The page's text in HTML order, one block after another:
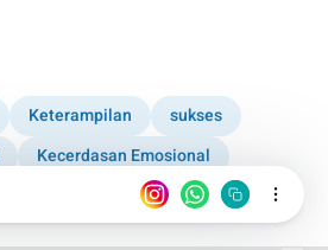
Keterampilan
sukses
Kecerdasan Emosional